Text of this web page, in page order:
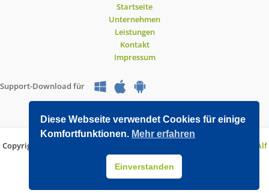
Startseite
Unternehmen
Leistungen
Kontakt
Impressum
Support-Download für
Copyright © 2026 O&V DATEC GmbH | Entwickelt mit WordPress von
Alf
Drollinger
Diese Webseite verwendet Cookies für einige
Komfortfunktionen. Mehr erfahren
Einverstanden